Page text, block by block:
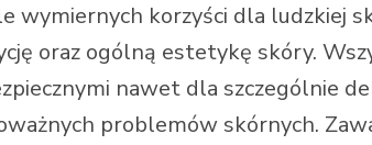
wymiernych korzyści dla ludzkiej
oraz ogólną estetykę skóry.
nawet dla szczególnie
problemów skórnych.